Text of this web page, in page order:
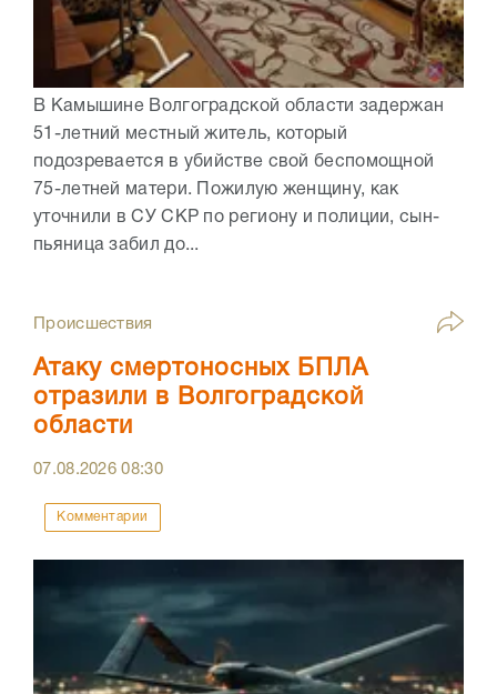
В Камышине Волгоградской области задержан
51-летний местный житель, который
подозревается в убийстве свой беспомощной
75-летней матери. Пожилую женщину, как
уточнили в СУ СКР по региону и полиции, сын-
пьяница забил до...
Происшествия
Атаку смертоносных БПЛА
отразили в Волгоградской
области
07.08.202608:30
Комментарии